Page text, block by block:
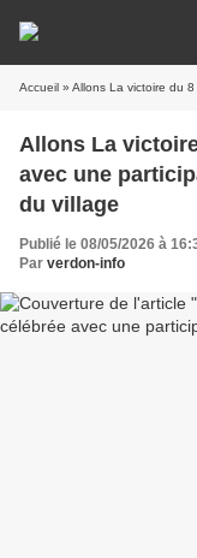
Accueil » Allons La victoire du 8 mai
Allons La
avec une
du village
Publié le 08/05/2026 à
Par verdon-info